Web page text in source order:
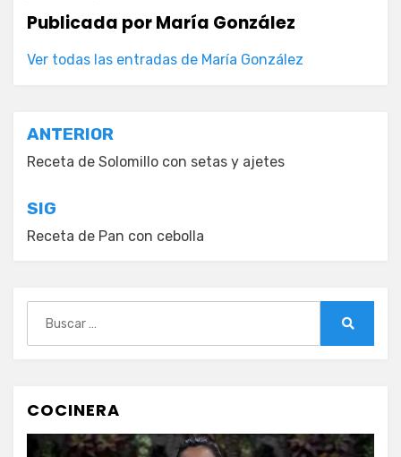
Publicada porMaría González
Ver todas las entradas de María González
Navegación
de
entradas
ANTERIOR
Receta de Solomillo con setas y ajetes
SIG
Receta de Pan con cebolla
COCINERA